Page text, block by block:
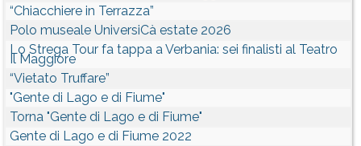
“Chiacchiere in Terrazza”
Polo museale UniversiCà estate 2026
Lo Strega Tour fa tappa a Verbania: sei finalisti al Teatro
Il Maggiore
“Vietato Truffare”
"Gente di Lago e di Fiume"
Torna "Gente di Lago e di Fiume"
Gente di Lago e di Fiume 2022